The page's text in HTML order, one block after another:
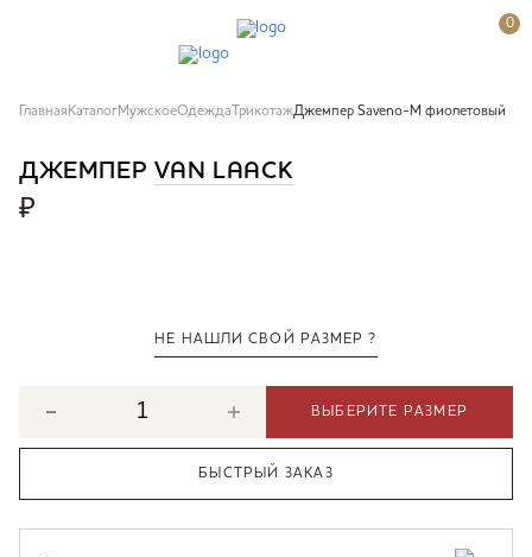
0
Главная КаталогМужскоеОдежда ТрикотажДжемпер Saveno-M фиолетовый
ДЖЕМПЕР VAN LAACK
₽
НЕ НАШЛИ СВОЙ РАЗМЕР ?
ВЫБЕРИТЕ РАЗМЕР
БЫСТРЫЙ ЗАКАЗ